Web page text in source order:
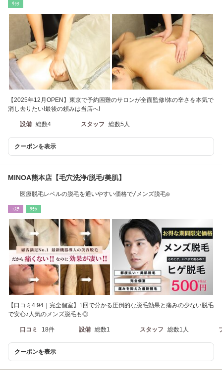
ﾘﾗｸ
【2025年12月OPEN】東京で予約困難のサロンが全面監修!体の辛さを本気で
消し去りたい!最後の頼みは当店へ!
設備 総数4 スタッフ 総数5人
クーポンを表示
MINOA熊本店【毛穴洗浄/脱毛/美肌】
医療脱毛レベルの脱毛を通いやすい価格で/メンズ脱毛◎
ｴｽﾃ ﾘﾗｸ
【口コミ4.94｜完全個室】1回で分かる圧倒的な脱毛効果と痛みの少ない脱毛
で安心♪人気のメンズ脱毛も◎
口コミ 18件 設備 総数1 スタッフ 総数1人
クーポンを表示